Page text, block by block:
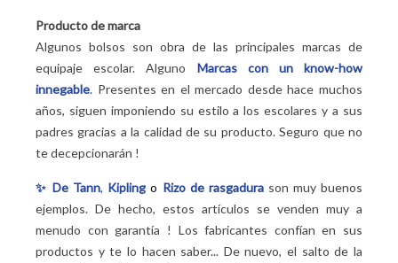
Producto de marca
Algunos bolsos son obra de las principales marcas de
equipaje escolar. Alguno Marcas con un know-how
innegable. Presentes en el mercado desde hace muchos
años, siguen imponiendo su estilo a los escolares y a sus
padres gracias a la calidad de su producto. Seguro que no
te decepcionarán !
✨De Tann, Kipling o Rizo de rasgadurason muy buenos
ejemplos. De hecho, estos artículos se venden muy a
menudo con garantía ! Los fabricantes confían en sus
productos y te lo hacen saber... De nuevo, el salto de la